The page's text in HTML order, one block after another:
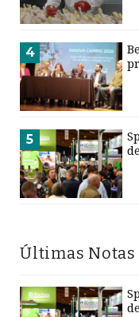
4
5
Últimas Notas